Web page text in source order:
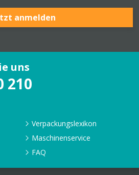
anmelden
uns
210
Verpackungslexikon
Maschinenservice
FAQ